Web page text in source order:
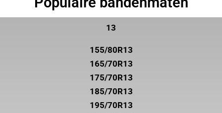
13
155/80R13
165/70R13
175/70R13
185/70R13
195/70R13